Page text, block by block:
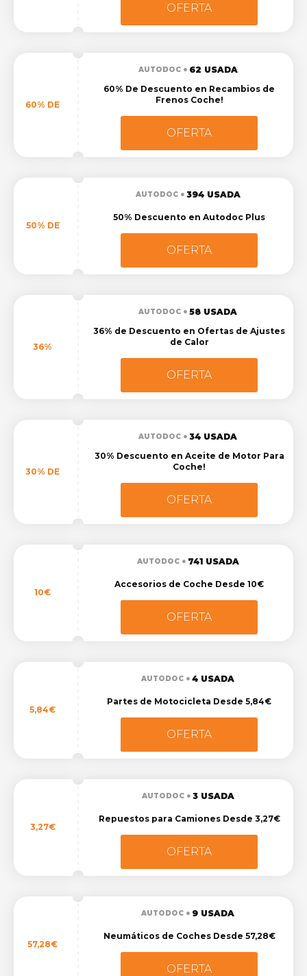
OFERTA
60% DE
AUTODOC
62 USADA
60% De Descuento en Recambios de
Frenos Coche!
OFERTA
50% DE
AUTODOC 394 USADA
50% Descuento en Autodoc Plus
OFERTA
36%
AUTODOC
58 USADA
36% de Descuento en Ofertas de Ajustes
de Calor
OFERTA
30% DE
AUTODOC
34 USADA
30% Descuento en Aceite de Motor Para
Coche!
OFERTA
10€
AUTODOC 741 USADA
Accesorios de Coche Desde 10€
OFERTA
5,84€
AUTODOC 4 USADA
Partes de Motocicleta Desde 5,84€
OFERTA
3,27€
AUTODOC 3 USADA
Repuestos para Camiones Desde 3,27€
OFERTA
57,28€
AUTODOC 9 USADA
Neumáticos de Coches Desde 57,28€
OFERTA